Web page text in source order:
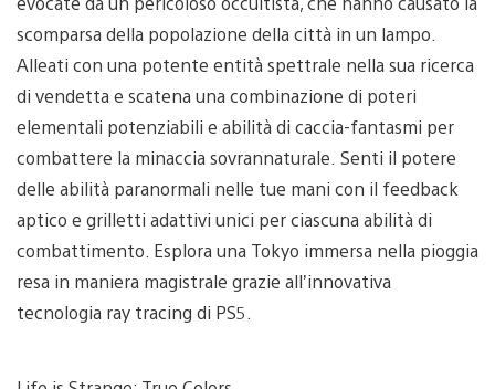
scomparsa della popolazione della città in un lampo.
Alleati con una potente entità spettrale nella sua ricerca
di vendetta e scatena una combinazione di poteri
elementali potenziabili e abilità di caccia-fantasmi per
combattere la minaccia sovrannaturale. Senti il potere
delle abilità paranormali nelle tue mani con il feedback
aptico e grilletti adattivi unici per ciascuna abilità di
combattimento. Esplora una Tokyo immersa nella pioggia
resa in maniera magistrale grazie all’innovativa
tecnologia ray tracing di PS5.